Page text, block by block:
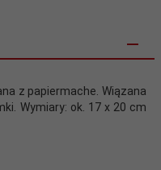
z papiermache. Wiązana
Wymiary: ok. 17 x 20 cm